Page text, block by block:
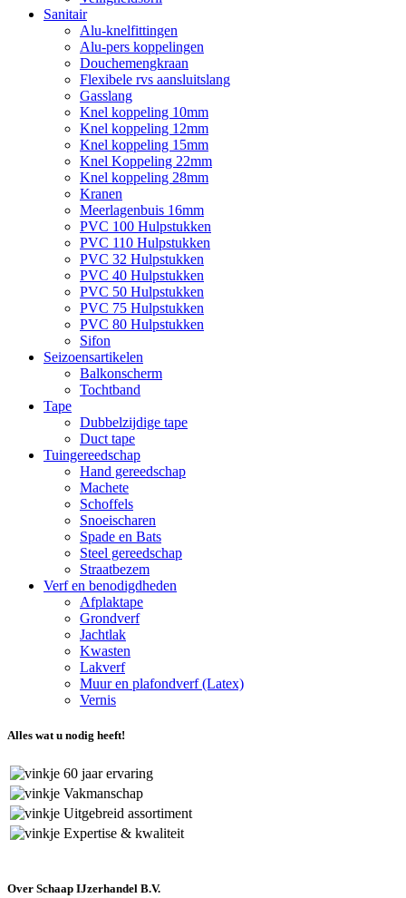
Sanitair
Alu-knelfittingen
Alu-pers koppelingen
Douchemengkraan
Flexibele rvs aansluitslang
Gasslang
Knel koppeling 10mm
Knel koppeling 12mm
Knel koppeling 15mm
Knel Koppeling 22mm
Knel koppeling 28mm
Kranen
Meerlagenbuis 16mm
PVC 100 Hulpstukken
PVC 110 Hulpstukken
PVC 32 Hulpstukken
PVC 40 Hulpstukken
PVC 50 Hulpstukken
PVC 75 Hulpstukken
PVC 80 Hulpstukken
Sifon
Seizoensartikelen
Balkonscherm
Tochtband
Tape
Dubbelzijdige tape
Duct tape
Tuingereedschap
Hand gereedschap
Machete
Schoffels
Snoeischaren
Spade en Bats
Steel gereedschap
Straatbezem
Verf en benodigdheden
Afplaktape
Grondverf
Jachtlak
Kwasten
Lakverf
Muur en plafondverf (Latex)
Vernis
Alles wat u nodig heeft!
60 jaar ervaring
Vakmanschap
Uitgebreid assortiment
Expertise & kwaliteit
Over Schaap IJzerhandel B.V.